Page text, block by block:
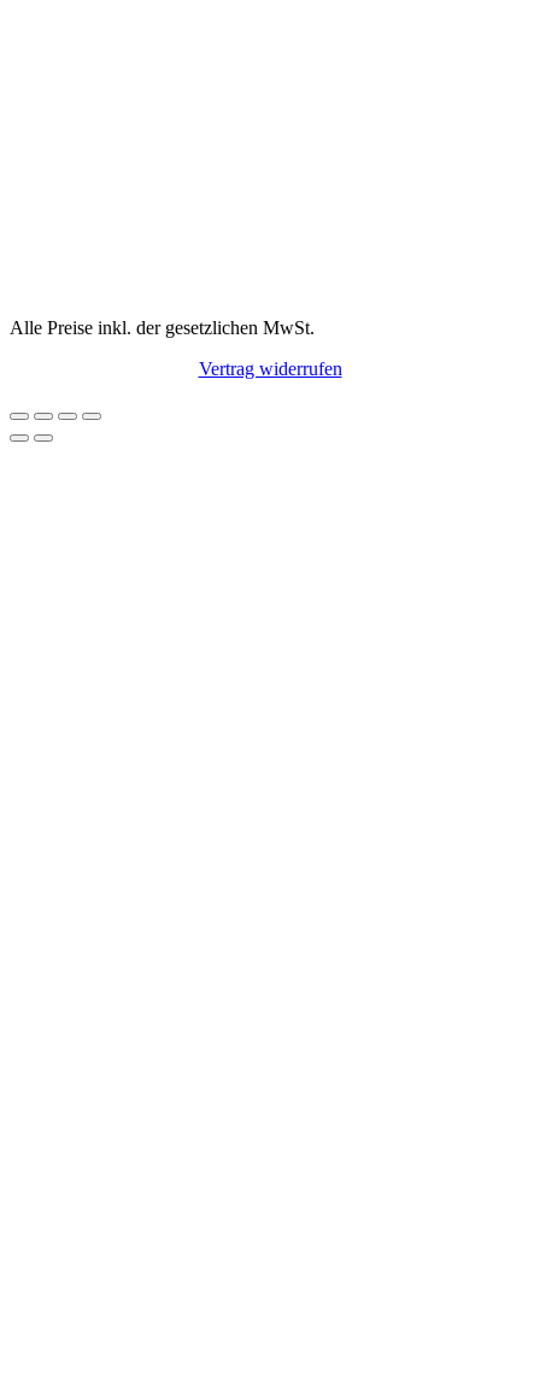
Alle Preise inkl. der gesetzlichen MwSt.
Vertrag widerrufen